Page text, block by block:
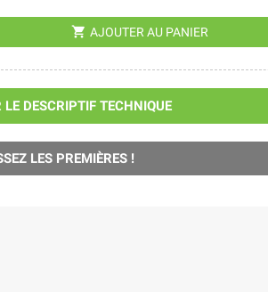
shopping_cart AJOUTER AU PANIER
LE DESCRIPTIF TECHNIQUE
LES PREMIÈRES !